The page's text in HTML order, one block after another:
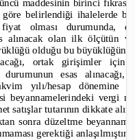
maddesinin birinci
göre belirlendiği ihalelerde
olması durumunda,
alınacak olan ilk ölçütün
olduğu bu büyüklüğün
ortak girişimler
esas alınacağı,
yılı/hesap
beyannamelerindeki vergi
satışlar tutarının dikkate
sonra düzeltme
gerektiği anlaşılmıştır.